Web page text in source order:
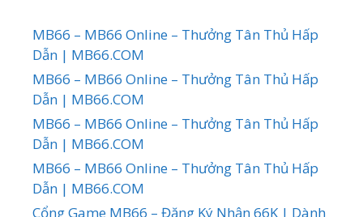
MB66 – MB66 Online – Thưởng Tân Thủ Hấp
Dẫn | MB66.COM
MB66 – MB66 Online – Thưởng Tân Thủ Hấp
Dẫn | MB66.COM
MB66 – MB66 Online – Thưởng Tân Thủ Hấp
Dẫn | MB66.COM
MB66 – MB66 Online – Thưởng Tân Thủ Hấp
Dẫn | MB66.COM
Cổng Game MB66 – Đăng Ký Nhận 66K | Dành